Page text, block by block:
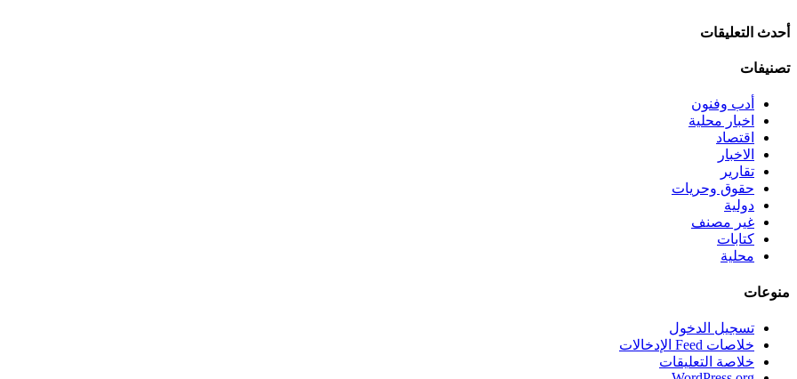
أحدث التعليقات
تصنيفات
أدب وفنون
اخبار محلية
اقتصاد
الاخبار
تقارير
حقوق وحريات
دولية
غير مصنف
كتابات
محلية
منوعات
تسجيل الدخول
خلاصات Feed الإدخالات
خلاصة التعليقات